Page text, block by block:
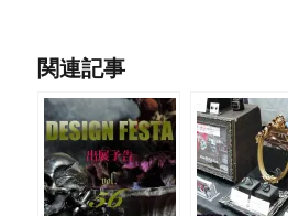
関連記事